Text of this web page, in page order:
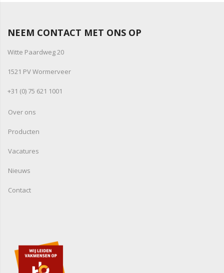
NEEM CONTACT MET ONS OP
Witte Paardweg 20
1521 PV Wormerveer
+31 (0) 75 621 1001
Over ons
Producten
Vacatures
Nieuws
Contact